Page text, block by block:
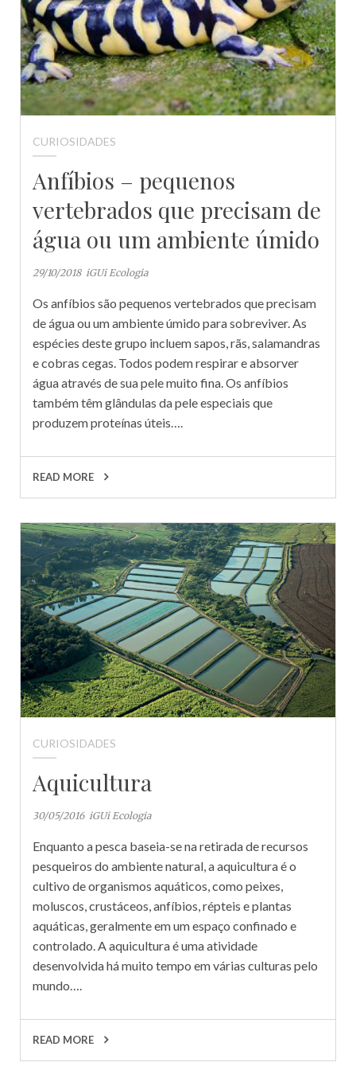
CURIOSIDADES
Anfíbios – pequenos
vertebrados que precisam de
água ou um ambiente úmido
29/10/2018 iGUi Ecologia
Os anfíbios são pequenos vertebrados que precisam
de água ou um ambiente úmido para sobreviver. As
espécies deste grupo incluem sapos, rãs, salamandras
e cobras cegas. Todos podem respirar e absorver
água através de sua pele muito fina. Os anfíbios
também têm glândulas da pele especiais que
produzem proteínas úteis….
READ MORE
CURIOSIDADES
Aquicultura
30/05/2016 iGUi Ecologia
Enquanto a pesca baseia-se na retirada de recursos
pesqueiros do ambiente natural, a aquicultura é o
cultivo de organismos aquáticos, como peixes,
moluscos, crustáceos, anfíbios, répteis e plantas
aquáticas, geralmente em um espaço confinado e
controlado. A aquicultura é uma atividade
desenvolvida há muito tempo em várias culturas pelo
mundo….
READ MORE